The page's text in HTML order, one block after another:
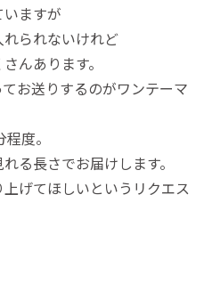
ますが
られないけれど
んあります。
お送りするのがワンテーマ
度。
る長さでお届けします。
げてほしいというリクエス